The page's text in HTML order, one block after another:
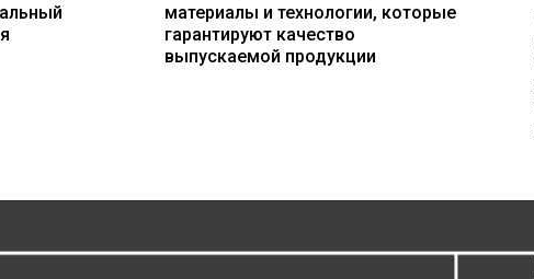
материалы и технологии, которые
гарантируют качество
выпускаемой продукции